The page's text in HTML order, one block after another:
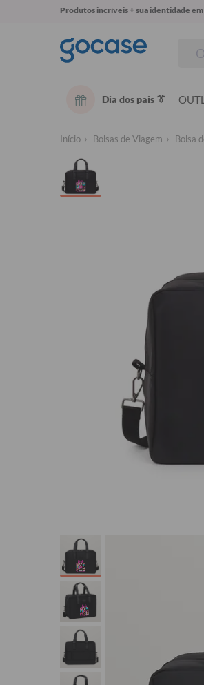
Produtos incríveis + sua identidade em
Dia dos pais 👔
Início Bolsas de Viagem Bolsa